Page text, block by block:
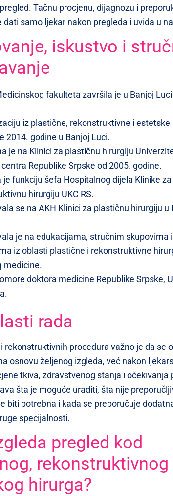
Tačnu procjenu, dijagnozu i
dati samo ljekar nakon pregleda i uvida u
iskustvo i
fakulteta završila je u Banjoj
iz plastične, rekonstruktivne i estetske
2014. godine u Banjoj Luci.
je na Klinici za plastičnu hirurgiju
Republike Srpske od 2005. godine.
je funkciju šefa Hospitalnog dijela Klinike
hirurgiju UKC RS.
se na AKH Klinici za plastičnu hirurgiju u
je na edukacijama, stručnim skupovima i
iz oblasti plastične i rekonstruktivne
medicine.
doktora medicine Republike Srpske,
rada
rekonstruktivnih procedura važno je da se
osnovu željenog izgleda, već nakon
tkiva, zdravstvenog stanja i očekivanja
šta je moguće uraditi, šta nije
biti potrebna i kada se preporučuje
specijalnosti.
pregled kod
rekonstruktivnog
hirurga?